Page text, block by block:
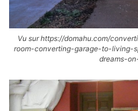
Vu sur https://domahu.com/
room-converting-garage-to-living-
dreams-